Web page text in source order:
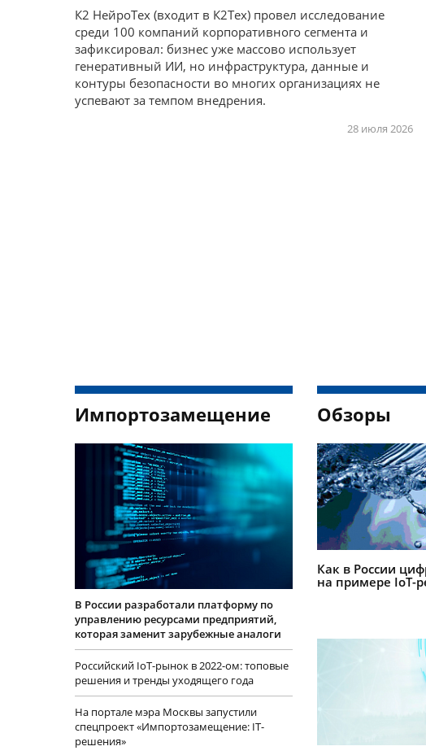
К2 НейроТех (входит в К2Тех) провел исследование
среди 100 компаний корпоративного сегмента и
зафиксировал: бизнес уже массово использует
генеративный ИИ, но инфраструктура, данные и
контуры безопасности во многих организациях не
успевают за темпом внедрения.
28 июля 2026
Импортозамещение
В России разработали платформу по
управлению ресурсами предприятий,
которая заменит зарубежные аналоги
Российский IoT-рынок в 2022-ом: топовые
решения и тренды уходящего года
На портале мэра Москвы запустили
спецпроект «Импортозамещение: IT-
решения»
Обзоры
Как в России
на примере IoT-